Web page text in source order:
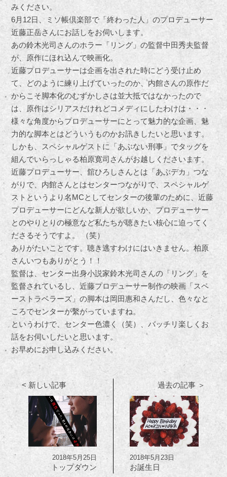
みください。
6月12日、ミソ帳倶楽部で「終わった人」のプロデューサー
近藤正岳さんにお話しをお伺いします。
あの鈴木光司さんのホラー「リング」の監督中田秀夫監督
が、原作にほれ込んで映画化。
近藤プロデューサーは企画を出された時にどう受け止め
て、どのように練り上げていったのか、内館さんの原作だ
からこそ脚本化のむずかしさは並大抵ではなかったので
は、原作はシリアスだけれどコメディにしたわけは・・・
様々な角度からプロデューサーにとって魅力的な企画、魅
力的な脚本とはどういうものかお訊きしたいと思います。
しかも、スペシャルゲストに「あぶない刑事」でタッグを
組んでいらっしゃる柏原寛司さんがお越しくださいます。
近藤プロデューサー、舘ひろしさんとは「あぶデカ」つな
がりで、内館さんとはセンターつながりで、スペシャルゲ
ストというより名MCとしてセンターの後輩のために、近藤
プロデューサーにどんな新人が欲しいか、プロデューサー
とのやりとりの極意など私たちが聴きたい核心に迫ってく
ださるそうですよ。 （笑）
ありがたいことです。聴き逃すわけにはいきません。柏原
さんいつもありがとう！！
監督は、センター出身小説家鈴木光司さんの「リング」を
監督されているし、近藤プロデューサー制作の映画「スペ
ーストラベラーズ」の脚本は岡田惠和さんだし、色々なと
ころでセンターが繫がっていますね。
というわけで、センター色濃く（笑）、バッチリ楽しくお
話をお伺いしたいと思います。
お早めにお申し込みください。
< 新しい記事
2018年5月25日
トップダウン
過去の記事 ＞
2018年5月23日
お誕生日